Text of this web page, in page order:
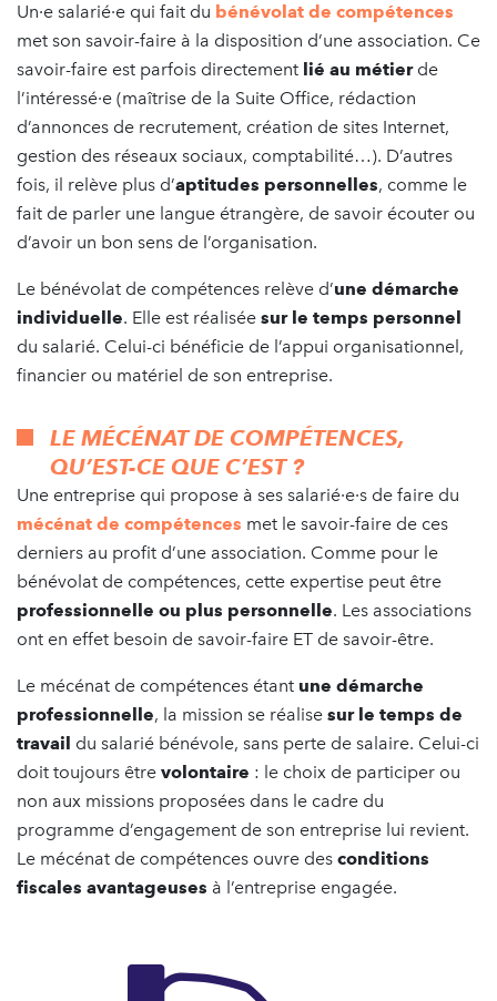
Un·e salarié·e qui fait du bénévolat de compétences
met son savoir-faire à la disposition d’une association. Ce
savoir-faire est parfois directement lié au métierde
l’intéressé·e (maîtrise de la Suite Office, rédaction
d’annonces de recrutement, création de sites Internet,
gestion des réseaux sociaux, comptabilité…). D’autres
fois, il relève plus d’aptitudes personnelles, comme le
fait de parler une langue étrangère, de savoir écouter ou
d’avoir un bon sens de l’organisation.
Le bénévolat de compétences relève d’une démarche
individuelle. Elle est réalisée sur le temps personnel
du salarié. Celui-ci bénéficie de l’appui organisationnel,
financier ou matériel de son entreprise.
LE MÉCÉNAT DE COMPÉTENCES,
QU’EST-CE QUE C’EST ?
Une entreprise qui propose à ses salarié·e·s de faire du
mécénat de compétences met le savoir-faire de ces
derniers au profit d’une association. Comme pour le
bénévolat de compétences, cette expertise peut être
professionnelle ou plus personnelle. Les associations
ont en effet besoin de savoir-faire ET de savoir-être.
Le mécénat de compétences étant une démarche
professionnelle, la mission se réalise sur le temps de
travail du salarié bénévole, sans perte de salaire. Celui-ci
doit toujours être volontaire : le choix de participer ou
non aux missions proposées dans le cadre du
programme d’engagement de son entreprise lui revient.
Le mécénat de compétences ouvre des conditions
fiscales avantageuses à l’entreprise engagée.